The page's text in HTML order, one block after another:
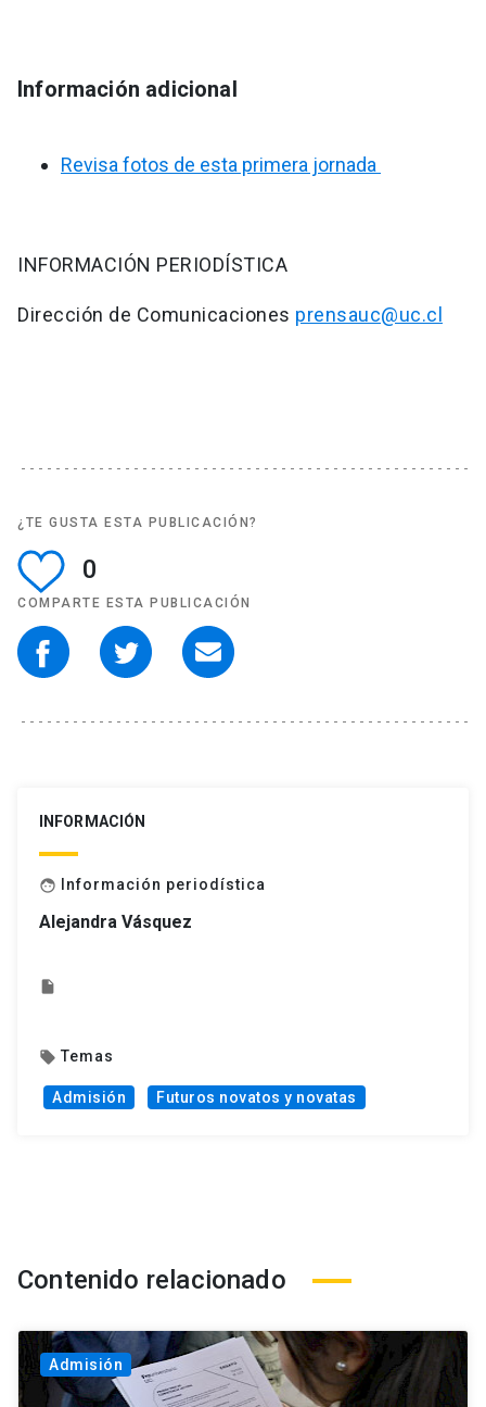
Información adicional
Revisa fotos de esta primera jornada
INFORMACIÓN PERIODÍSTICA
Dirección de Comunicaciones prensauc@uc.cl
¿TE GUSTA ESTA PUBLICACIÓN?
0
COMPARTE ESTA PUBLICACIÓN
INFORMACIÓN
face Información periodística
Alejandra Vásquez
insert_drive_file
local_offer Temas
Admisión Futuros novatos y novatas
Contenido relacionado
Admisión